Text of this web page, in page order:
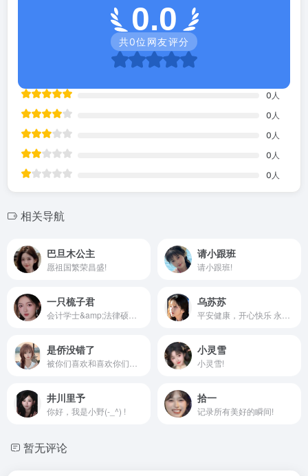
0.0
共0位网友评分
0 人
0 人
0 人
0 人
0 人
相关导航
巴旦木公主
愿祖国繁荣昌盛!
请小跟班
请小跟班!
一只梳子君 乌苏苏
是侨没错了 小灵雪
小灵雪!
井川里予
你好，我是小野(-_^) !
拾一
记录所有美好的瞬间!
暂无评论